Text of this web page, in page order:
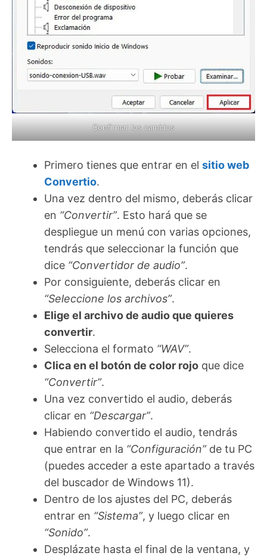
Confirmar los cambios
Primero tienes que entrar en el sitio web
Convertio.
Una vez dentro del mismo, deberás clicar
en “Convertir”. Esto hará que se
despliegue un menú con varias opciones,
tendrás que seleccionar la función que
dice “Convertidor de audio”.
Por consiguiente, deberás clicar en
“Seleccione los archivos”.
Elige el archivo de audio que quieres
convertir.
Selecciona el formato “WAV”.
Clica en el botón de color rojo que dice
“Convertir”.
Una vez convertido el audio, deberás
clicar en “Descargar”.
Habiendo convertido el audio, tendrás
que entrar en la “Configuración”de tu PC
(puedes acceder a este apartado a través
del buscador de Windows 11).
Dentro de los ajustes del PC, deberás
entrar en “Sistema”, y luego clicar en
“Sonido”.
Desplázate hasta el final de la ventana, y